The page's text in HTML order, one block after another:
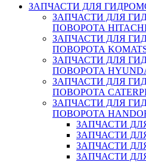
ЗАПЧАСТИ ДЛЯ
ЗАПЧАСТИ ДЛЯ
ПОВОРОТА
ЗАПЧАСТИ ДЛЯ
ПОВОРОТА
ЗАПЧАСТИ ДЛЯ
ПОВОРОТА
ЗАПЧАСТИ ДЛЯ
ПОВОРОТА
ЗАПЧАСТИ ДЛЯ
ПОВОРОТА
ЗАПЧАСТИ
ЗАПЧАСТИ
ЗАПЧАСТИ
ЗАПЧАСТИ